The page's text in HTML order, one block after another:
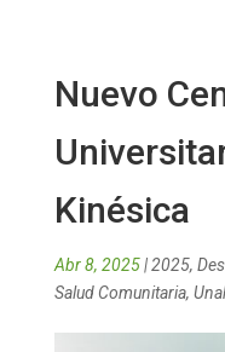
Nuevo
Kinésica
Abr 8, 2025|2025,
Salud Comunitaria,